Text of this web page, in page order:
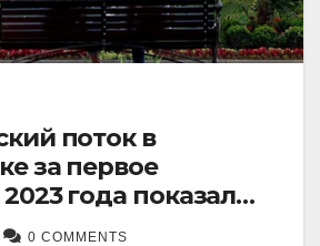
поток в
за первое
года показал
в 21 процент.
0 COMMENTS